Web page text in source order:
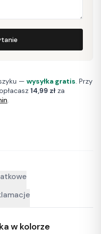
— wysyłka gratis. Przy
14,99 zł za
.
w kolorze